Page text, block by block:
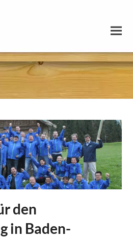
den
in Baden-